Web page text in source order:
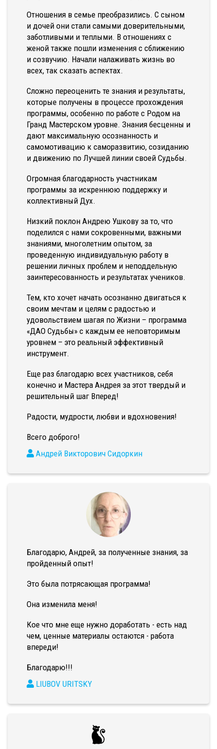
Отношения в семье преобразились. С сыном
и дочей они стали самыми доверительными,
заботливыми и теплыми. В отношениях с
женой также пошли изменения с сближению
и созвучию. Начали налаживать жизнь во
всех, так сказать аспектах.
Сложно переоценить те знания и результаты,
которые получены в процессе прохождения
программы, особенно по работе с Родом на
Гранд Мастерском уровне. Знания бесценны и
дают максимальную осознанность и
самомотивацию к саморазвитию, созиданию
и движению по Лучшей линии своей Судьбы.
Огромная благодарность участникам
программы за искреннюю поддержку и
коллективный Дух.
Низкий поклон Андрею Ушкову за то, что
поделился с нами сокровенными, важными
знаниями, многолетним опытом, за
проведенную индивидуальную работу в
решении личных проблем и неподдельную
заинтересованность и результатах учеников.
Тем, кто хочет начать осознанно двигаться к
своим мечтам и целям с радостью и
удовольствием шагая по Жизни – программа
«ДАО Судьбы» с каждым ее неповторимым
уровнем – это реальный эффективный
инструмент.
Еще раз благодарю всех участников, себя
конечно и Мастера Андрея за этот твердый и
решительный шаг Вперед!
Радости, мудрости, любви и вдохновения!
Всего доброго!
Андрей Викторович Сидоркин
Благодарю, Андрей, за полученные знания, за
пройденный опыт!
Это была потрясающая программа!
Она изменила меня!
Кое что мне еще нужно доработать - есть над
чем, ценные материалы остаются - работа
впереди!
Благодарю!!!
LIUBOV URITSKY